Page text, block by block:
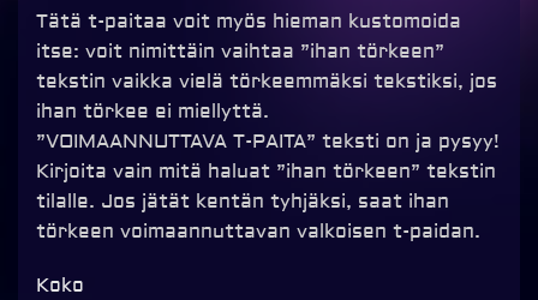
Tätä t-paitaa voit myös hieman kustomoida
itse: voit nimittäin vaihtaa ”ihan törkeen”
tekstin vaikka vielä törkeemmäksi tekstiksi, jos
ihan törkee ei miellyttä.
”VOIMAANNUTTAVA T-PAITA” teksti on ja pysyy!
Kirjoita vain mitä haluat ”ihan törkeen” tekstin
tilalle. Jos jätät kentän tyhjäksi, saat ihan
törkeen voimaannuttavan valkoisen t-paidan.
Koko
Voimaannuttava